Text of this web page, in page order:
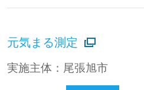
元気まる測定
実施主体：尾張旭市